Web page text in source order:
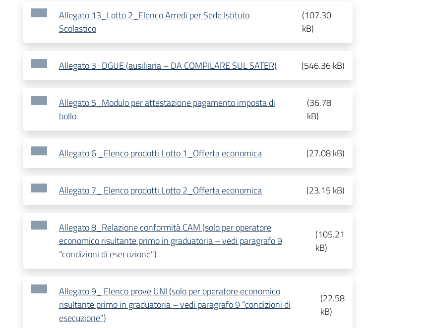
Allegato 13_Lotto 2_Elenco Arredi per Sede Istituto
Scolastico
(107.30
kB)
Allegato 3_DGUE (ausiliaria – DA COMPILARE SUL SATER) (546.36 kB)
Allegato 5_Modulo per attestazione pagamento imposta di
bollo
(36.78
kB)
Allegato 6 _Elenco prodotti Lotto 1_Offerta economica (27.08 kB)
Allegato 7_ Elenco prodotti Lotto 2_Offerta economica (23.15 kB)
Allegato 8_Relazione conformità CAM (solo per operatore
economico risultante primo in graduatoria – vedi paragrafo 9
“condizioni di esecuzione”)
(105.21
kB)
Allegato 9_ Elenco prove UNI (solo per operatore economico
risultante primo in graduatoria – vedi paragrafo 9 “condizioni di
esecuzione”)
(22.58
kB)